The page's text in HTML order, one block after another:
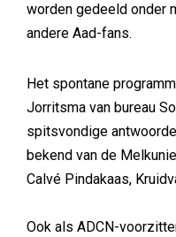
worden gedeeld onder
andere Aad-fans.
Het spontane
Jorritsma van bureau
spitsvondige
bekend van de
Calvé Pindakaas,
Ook als ADCN-